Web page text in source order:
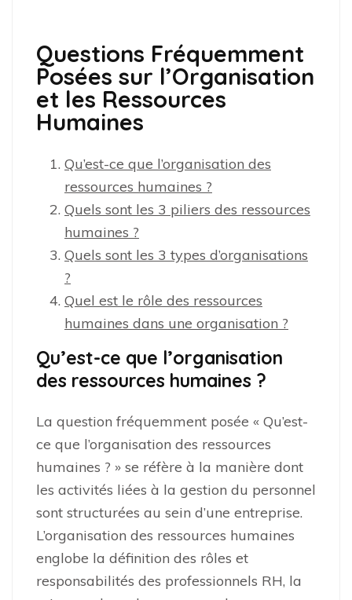
Questions Fréquemment
Posées sur l’Organisation
et les Ressources
Humaines
Qu’est-ce que l’organisation des
ressources humaines ?
Quels sont les 3 piliers des ressources
humaines ?
Quels sont les 3 types d’organisations
?
Quel est le rôle des ressources
humaines dans une organisation ?
Qu’est-ce que l’organisation
des ressources humaines ?
La question fréquemment posée « Qu’est-
ce que l’organisation des ressources
humaines ? » se réfère à la manière dont
les activités liées à la gestion du personnel
sont structurées au sein d’une entreprise.
L’organisation des ressources humaines
englobe la définition des rôles et
responsabilités des professionnels RH, la